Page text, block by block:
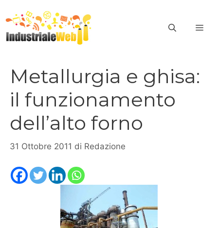
al
contenuto
Metallurgia e ghisa:
il funzionamento
dell’alto forno
31 Ottobre 2011 di Redazione